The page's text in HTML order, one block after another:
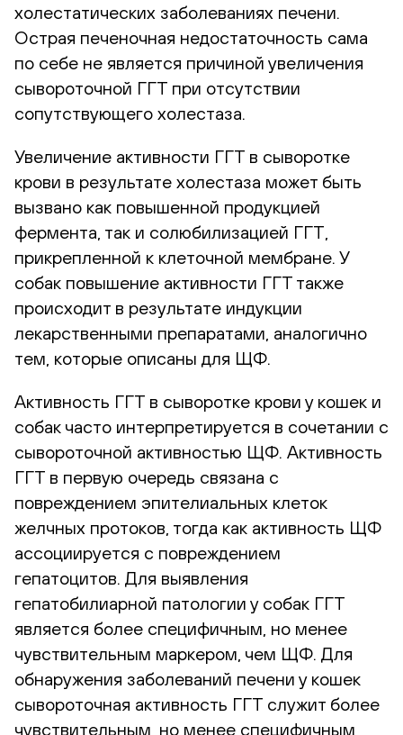
холестатических заболеваниях печени.
Острая печеночная недостаточность сама
по себе не является причиной увеличения
сывороточной ГГТ при отсутствии
сопутствующего холестаза.
Увеличение активности ГГТ в сыворотке
крови в результате холестаза может быть
вызвано как повышенной продукцией
фермента, так и солюбилизацией ГГТ,
прикрепленной к клеточной мембране. У
собак повышение активности ГГТ также
происходит в результате индукции
лекарственными препаратами, аналогично
тем, которые описаны для ЩФ.
Активность ГГТ в сыворотке крови у кошек и
собак часто интерпретируется в сочетании с
сывороточной активностью ЩФ. Активность
ГГТ в первую очередь связана с
повреждением эпителиальных клеток
желчных протоков, тогда как активность ЩФ
ассоциируется с повреждением
гепатоцитов. Для выявления
гепатобилиарной патологии у собак ГГТ
является более специфичным, но менее
чувствительным маркером, чем ЩФ. Для
обнаружения заболеваний печени у кошек
сывороточная активность ГГТ служит более
чувствительным, но менее специфичным